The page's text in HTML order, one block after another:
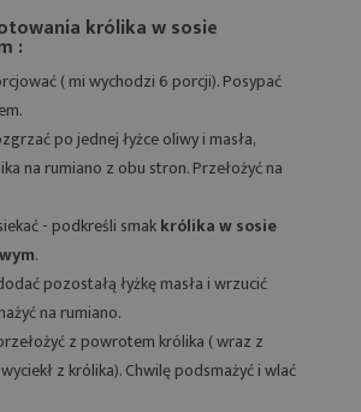
królika w sosie
:
( mi wychodzi 6 porcji). Posypać
po jednej łyżce oliwy i masła,
na rumiano z obu stron. Przełożyć na
- podkreśli smakkrólika w sosie
.
pozostałą łyżkę masła i wrzucić
na rumiano.
z powrotem królika ( wraz z
z królika). Chwilę podsmażyć i wlać